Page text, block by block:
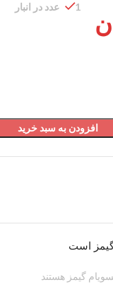
1 عدد در انبار
افزودن به سبد خرید
است
گیمز هستند